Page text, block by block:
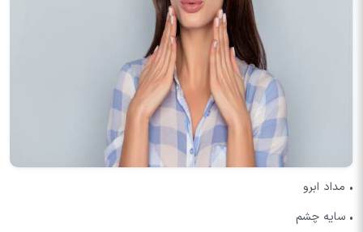
• مداد ابرو
• سایه چشم